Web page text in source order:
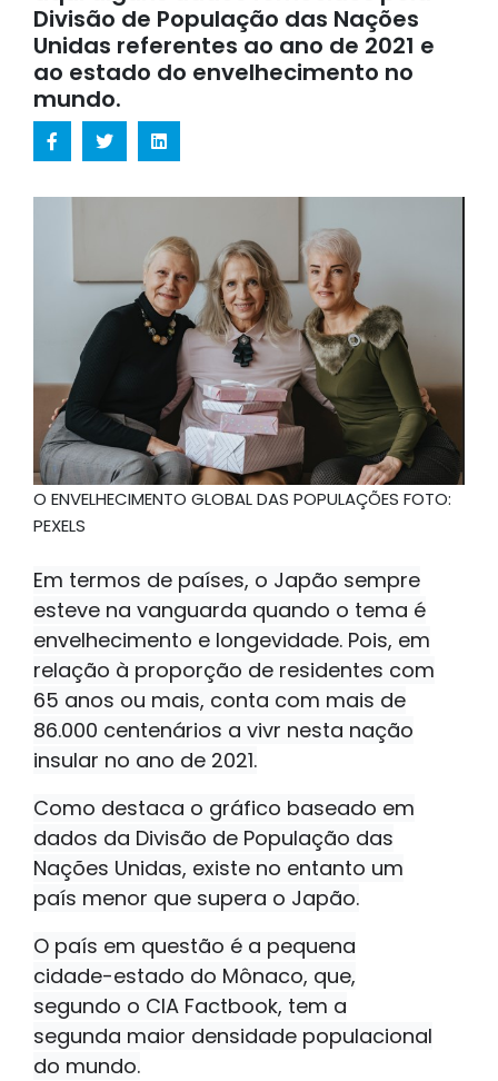
Divisão de População das Nações
Unidas referentes ao ano de 2021 e
ao estado do envelhecimento no
mundo.
O ENVELHECIMENTO GLOBAL DAS POPULAÇÕES FOTO:
PEXELS
Em termos de países, o Japão sempre
esteve na vanguarda quando o tema é
envelhecimento e longevidade. Pois, em
relação à proporção de residentes com
65 anos ou mais, conta com mais de
86.000 centenários a vivr nesta nação
insular no ano de 2021.
Como destaca o gráfico baseado em
dados da Divisão de População das
Nações Unidas, existe no entanto um
país menor que supera o Japão.
O país em questão é a pequena
cidade-estado do Mônaco, que,
segundo o CIA Factbook, tem a
segunda maior densidade populacional
do mundo.